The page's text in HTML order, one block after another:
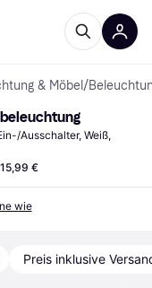
& Möbel /
Ausschalter, Weiß,
15,99 €
wie
Preis inklusive